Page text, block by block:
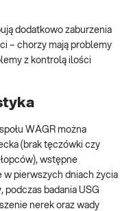
dodatkowo zaburzenia
– chorzy mają problemy
z kontrolą ilości
WAGR można
(brak tęczówki czy
wstępne
w pierwszych dniach życia
podczas badania USG
nerek oraz wady